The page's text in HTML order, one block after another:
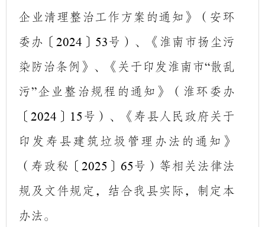
企业清理整治工作方案的通知》（安环
委办〔2024 〕 53号）、《淮南市扬尘污
染防治条例》、《关于印发淮南市“散乱
污”企业整治规程的通知》（淮环委办
〔2024 〕 15 号）、《寿县人民政府关于
印发寿县建筑垃圾管理办法的通知》
（寿政秘〔 2025 〕 65号）等相关法律法
规及文件规定，结合我县实际，制定本
办法。